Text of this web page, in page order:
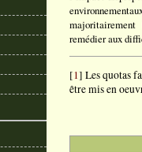
remédier aux
[1] Les quotas
être mis en